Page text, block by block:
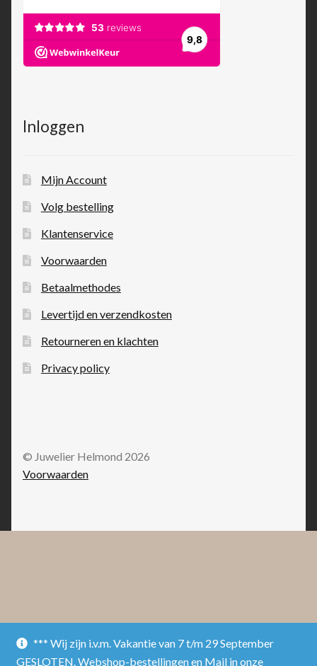
*** Wij zijn i.v.m. Vakantie van 7 t/m 29 September
GESLOTEN. Webshop-bestellingen en Mail in onze
Inloggen
Mijn Account
Volg bestelling
Klantenservice
Voorwaarden
Betaalmethodes
Levertijd en verzendkosten
Retourneren en klachten
Privacy policy
© Juwelier Helmond 2026
Voorwaarden